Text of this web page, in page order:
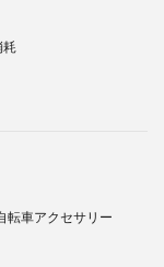
耗
転車アクセサリー